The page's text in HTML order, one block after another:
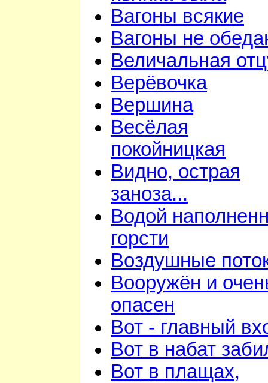
Вагоны всякие
Вагоны не
Величальная
Верёвочка
Вершина
Весёлая
покойницкая
Видно, острая
заноза...
Водой
горсти
Воздушные
Вооружён и
опасен
Вот - главный
Вот в набат
Вот в плащах,